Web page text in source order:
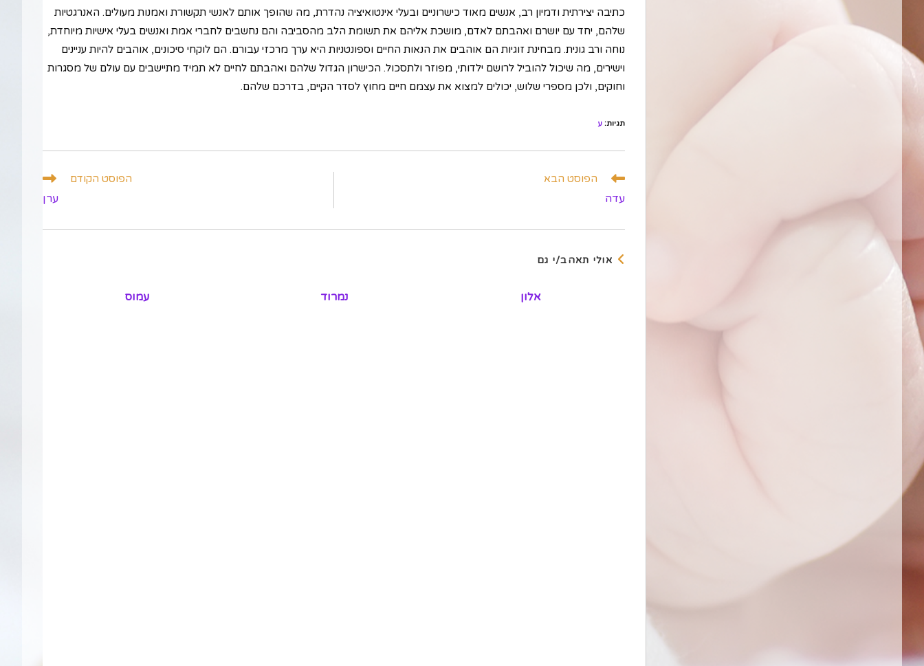
כתיבה יצירתית ודמיון רב, אנשים מאוד כישרוניים ובעלי אינטואיציה נהדרת, מה שהופך אותם לאנשי תקשורת ואמנות מעולים. האנרגטיות
שלהם, יחד עם יושרם ואהבתם לאדם, מושכת אליהם את תשומת הלב מהסביבה והם נחשבים לחברי אמת ואנשים בעלי אישיות מיוחדת,
נוחה ורב גונית. מבחינת זוגיות הם אוהבים את הנאות החיים וספונטניות היא ערך מרכזי עבורם. הם לוקחי סיכונים, אוהבים להיות עניינים
וישירים, מה שיכול להוביל לרושם ילדותי, מפוזר ולתסכול. הכישרון הגדול שלהם ואהבתם לחיים לא תמיד מתיישבים עם עולם של מסגרות
וחוקים, ולכן מספרי שלוש, יכולים למצוא את עצמם חיים מחוץ לסדר הקיים, בדרכם שלהם.
תגיות: ע
לקרוא
נוספים
הפוסט הקודם
ערן
הפוסט הבא
עדה
אולי תאהב/י גם
עמוס נמרוד אלון